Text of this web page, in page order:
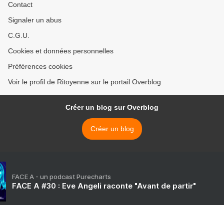
Contact
Signaler un abus
C.G.U.
Cookies et données personnelles
Préférences cookies
Voir le profil de Ritoyenne sur le portail Overblog
Créer un blog sur Overblog
Créer un blog
FACE A - un podcast Purecharts
FACE A #30 : Eve Angeli raconte "Avant de partir"